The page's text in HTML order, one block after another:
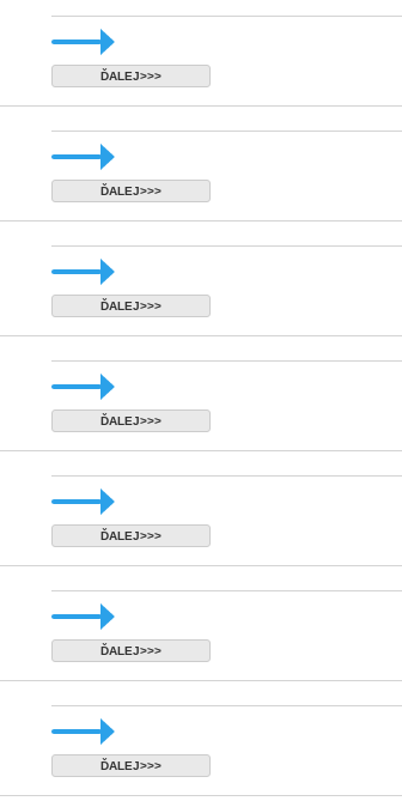
ĎALEJ>>>
ĎALEJ>>>
ĎALEJ>>>
ĎALEJ>>>
ĎALEJ>>>
ĎALEJ>>>
ĎALEJ>>>